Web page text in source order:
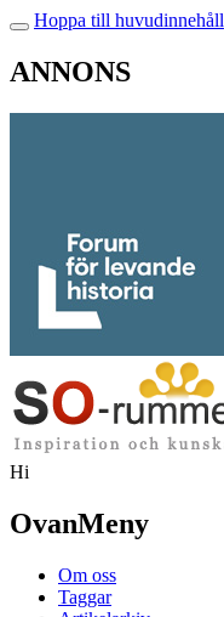
Hoppa till huvudinnehåll
ANNONS
Hi
OvanMeny
Om oss
Taggar